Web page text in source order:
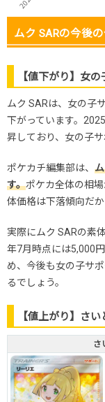
ムク SARの今後
【値下がり】女
ムク SARは、女の子
下がっています。
昇しており、女の子
ポケカチ編集部は、
す。ポケカ全体の相
体価格は下落傾向だか
実際にムク SARの素
年7月時点には5,000
め、今後も女の子サ
るでしょう。
【値上がり】さ
さ